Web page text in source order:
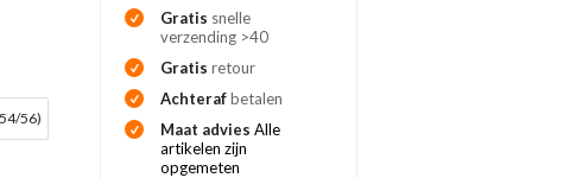
56)
Gratis snelle
verzending >40
Gratis retour
Achterafbetalen
Maat adviesAlle
artikelen zijn
opgemeten